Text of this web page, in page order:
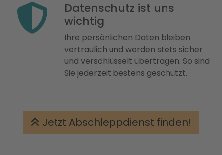
Datenschutz ist uns
wichtig
Ihre persönlichen Daten bleiben
vertraulich und werden stets sicher
und verschlüsselt übertragen. So sind
Sie jederzeit bestens geschützt.
Jetzt Abschleppdienst finden!